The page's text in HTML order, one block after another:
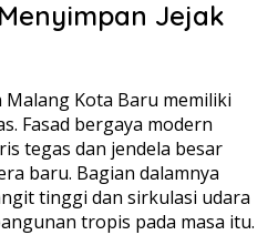
Jejak
Kota Baru memiliki
Fasad bergaya modern
tegas dan jendela besar
baru. Bagian dalamnya
tinggi dan sirkulasi udara
tropis pada masa itu.